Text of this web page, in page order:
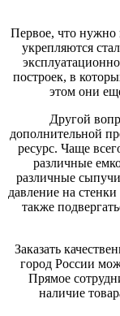
Первое, что нужно
укрепляются
построек, в
этом они
Другой
дополнительной
ресурс. Чаще
различные
различные
давление на
также
Заказать
город России
Прямое
наличие